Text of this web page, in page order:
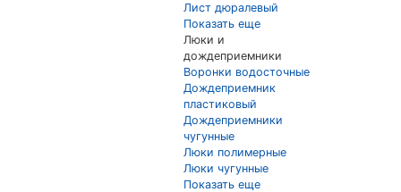
Лист дюралевый
Показать еще
Люки и
дождеприемники
Воронки водосточные
Дождеприемник
пластиковый
Дождеприемники
чугунные
Люки полимерные
Люки чугунные
Показать еще